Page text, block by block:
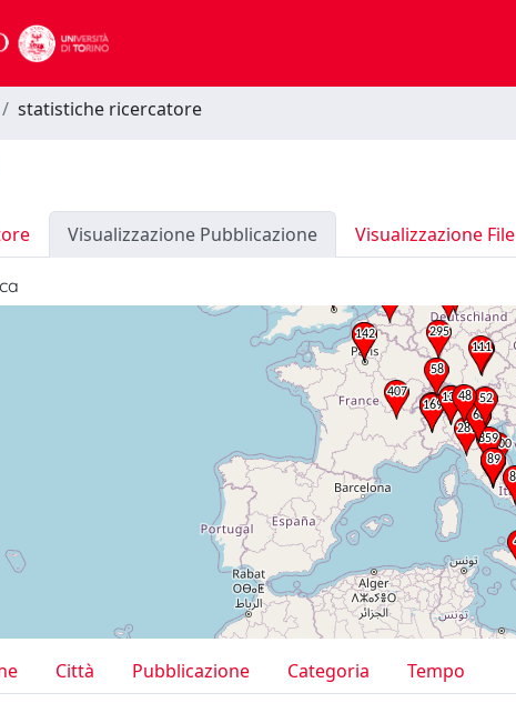
statistiche ricercatore
Visualizzazione Pubblicazione Visualizzazione File
Città Pubblicazione Categoria
Tempo